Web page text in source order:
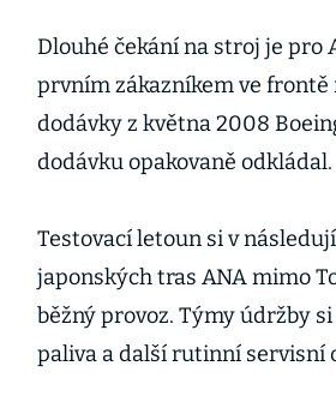
Dlouhé čekání na stroj je pro
prvním zákazníkem ve
dodávky z května 2008
dodávku opakovaně odkládal.
Testovací letoun si v
japonských tras ANA mimo
běžný provoz. Týmy údržby
paliva a další rutinní servisní